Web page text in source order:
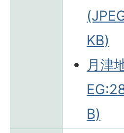
KB)
月津
B)